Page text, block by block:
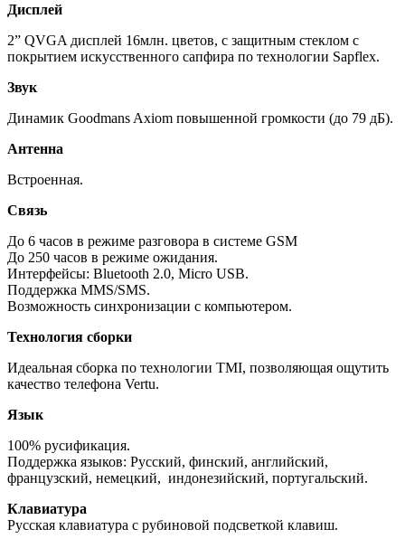
Дисплей
2” QVGA дисплей 16млн. цветов, с защитным стеклом с
покрытием искусственного сапфира по технологии Sapflex.
Звук
Динамик Goodmans Axiom повышенной громкости (до 79 дБ).
Антенна
Встроенная.
Связь
До 6 часов в режиме разговора в системе GSM
До 250 часов в режиме ожидания.
Интерфейсы: Bluetooth 2.0, Micro USB.
Поддержка MMS/SMS.
Возможность синхронизации с компьютером.
Технология сборки
Идеальная сборка по технологии TMI, позволяющая ощутить
качество телефона Vertu.
Язык
100% русификация.
Поддержка языков: Русский, финский, английский,
французский, немецкий, индонезийский, португальский.
Клавиатура
Русская клавиатура с рубиновой подсветкой клавиш.